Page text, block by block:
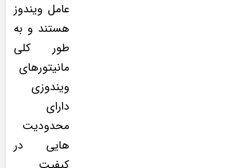
عامل ویندوز
هستند و به
طور کلی
مانیتورهای
ویندوزی
دارای
محدودیت
هایی در